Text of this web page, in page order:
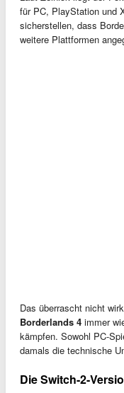
für PC, PlayStation und
sicherstellen, dass
weitere Plattformen
Das überrascht nicht
Borderlands 4 immer
kämpfen. Sowohl PC-
damals die technische
Die Switch-2-